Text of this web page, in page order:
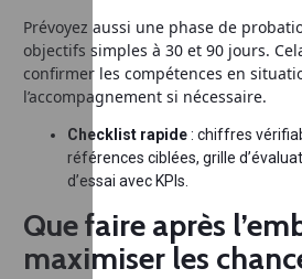
Prévoyez aussi une phase de
objectifs simples à 30 et 90 jours.
confirmer les compétences en
l’accompagnement si nécessaire.
Checklist rapide: chiffres
références ciblées, grille
d’essai avec KPIs.
Que faire après
maximiser les